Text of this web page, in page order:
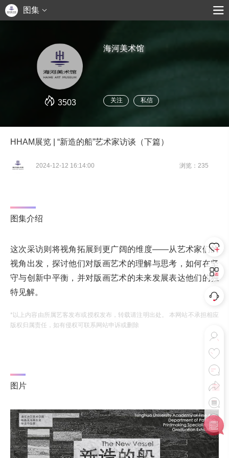
图集
3503
海河美术馆
关注 私信
HHAM展览 | “新造的船”艺术家访谈（下篇）
2024-12-12 16:14:00 浏览：235
图集介绍
这次采访则将视角拓展到更广阔的维度——从艺术家们的
视角出发，探讨他们对版画艺术的理解与思考，如何在坚
守与创新中平衡，并对版画艺术的未来发展表达他们的独
特见解。
*以上内容由所属艺客发布或授权发布，转载请注明出处。 本网站不承担相应
版权归属责任，如有侵权可联系网站申诉或删除
图片